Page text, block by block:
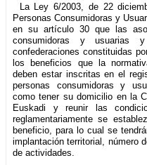
La Ley 6/2003, de 22
Personas Consumidoras y
en su artículo 30 que las
consumidoras y usuarias
confederaciones constituidas
los beneficios que la
deben estar inscritas en el
personas consumidoras y
como tener su domicilio en la
Euskadi y reunir las
reglamentariamente se
beneficio, para lo cual se
implantación territorial, número
de actividades.